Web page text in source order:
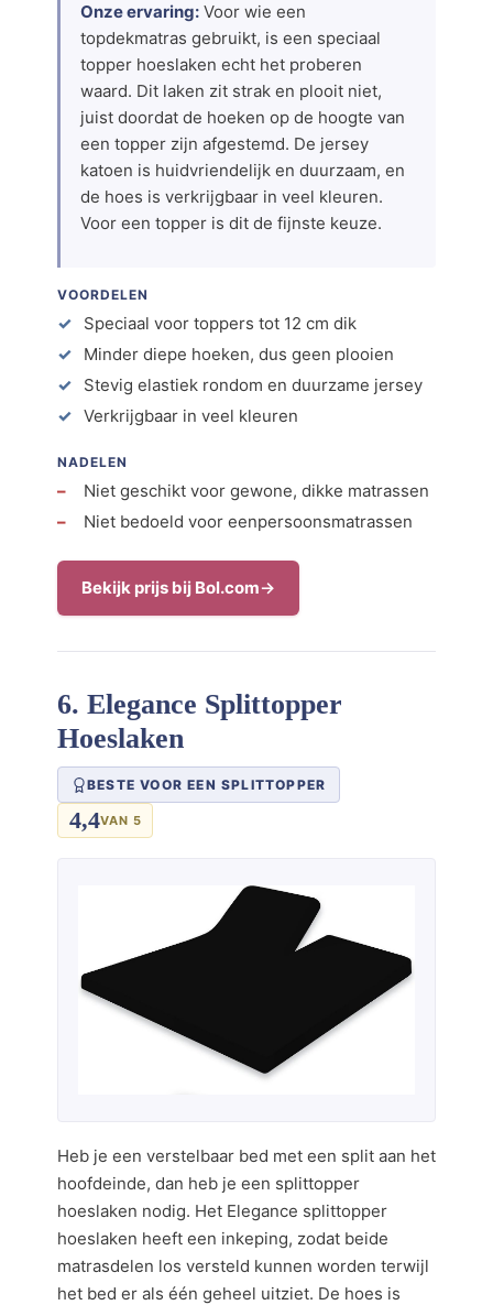
Onze ervaring: Voor wie een
topdekmatras gebruikt, is een speciaal
topper hoeslaken echt het proberen
waard. Dit laken zit strak en plooit niet,
juist doordat de hoeken op de hoogte van
een topper zijn afgestemd. De jersey
katoen is huidvriendelijk en duurzaam, en
de hoes is verkrijgbaar in veel kleuren.
Voor een topper is dit de fijnste keuze.
VOORDELEN
Speciaal voor toppers tot 12 cm dik
Minder diepe hoeken, dus geen plooien
Stevig elastiek rondom en duurzame jersey
Verkrijgbaar in veel kleuren
NADELEN
Niet geschikt voor gewone, dikke matrassen
Niet bedoeld voor eenpersoonsmatrassen
Bekijk prijs bij Bol.com
6. Elegance Splittopper
Hoeslaken
BESTE VOOR EEN SPLITTOPPER
4,4VAN 5
Heb je een verstelbaar bed met een split aan het
hoofdeinde, dan heb je een splittopper
hoeslaken nodig. Het Elegance splittopper
hoeslaken heeft een inkeping, zodat beide
matrasdelen los versteld kunnen worden terwijl
het bed er als één geheel uitziet. De hoes is